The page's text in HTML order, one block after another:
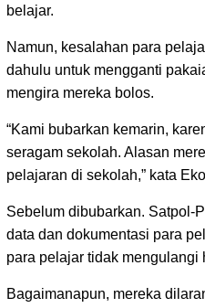
belajar.
Namun, kesalahan para
dahulu untuk mengganti
mengira mereka bolos.
“Kami bubarkan kemarin,
seragam sekolah. Alasan
pelajaran di sekolah,” kata
Sebelum dibubarkan. Satpol-
data dan dokumentasi para
para pelajar tidak mengulangi
Bagaimanapun, mereka